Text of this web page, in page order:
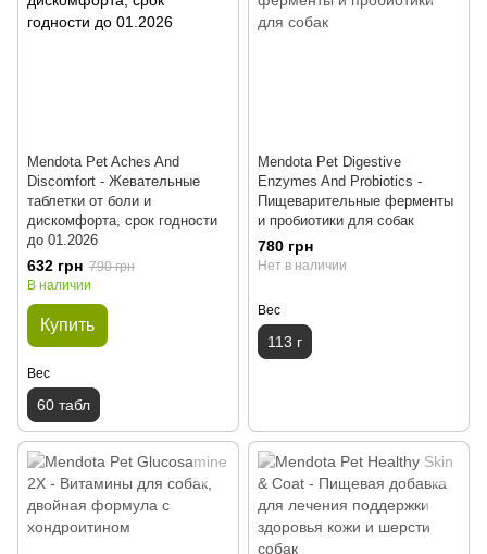
Mendota Pet Aches And
Discomfort - Жевательные
таблетки от боли и
дискомфорта, срок годности
до 01.2026
632 грн 790 грн
В наличии
Купить
Вес
60 табл
Mendota Pet Digestive
Enzymes And Probiotics -
Пищеварительные ферменты
и пробиотики для собак
780 грн
Нет в наличии
Вес
113 г